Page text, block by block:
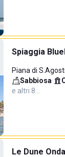
Spiaggia
Piana di
Sabbiosa·
e altri 8…
Le Dune